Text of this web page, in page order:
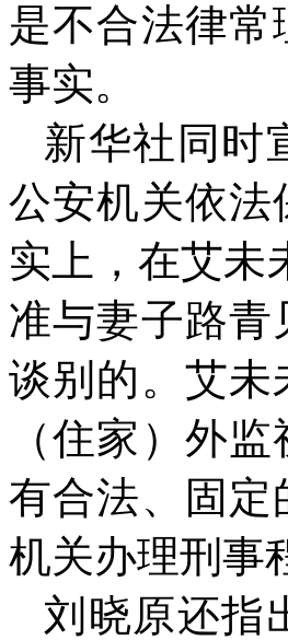
是不合法律
事实。
新华社同时
公安机关依法
实上，在艾未
准与妻子路青
谈别的。艾未
（住家）外
有合法、固定
机关办理刑事
刘晓原还指